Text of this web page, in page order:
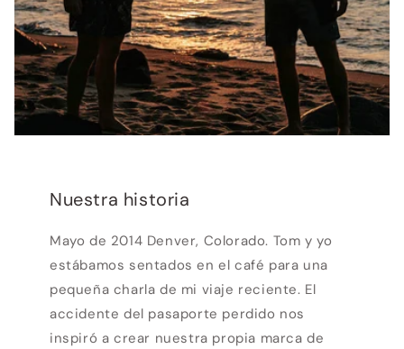
Nuestra historia
Mayo de 2014 Denver, Colorado. Tom y yo
estábamos sentados en el café para una
pequeña charla de mi viaje reciente. El
accidente del pasaporte perdido nos
inspiró a crear nuestra propia marca de